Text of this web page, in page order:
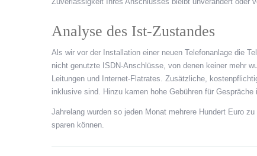
Analyse des Ist-Zustandes
Als wir vor der Installation einer neuen Telefonanlage die
nicht genutzte ISDN-Anschlüsse, von denen keiner mehr
Leitungen und Internet-Flatrates. Zusätzliche,
inklusive sind. Hinzu kamen hohe Gebühren für
Jahrelang wurden so jeden Monat mehrere Hundert Euro
sparen können.